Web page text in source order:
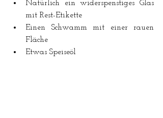
Natürlich ein widerspenstiges Glas
mit Rest-Etikette
Einen Schwamm mit einer rauen
Fläche
Etwas Speiseöl